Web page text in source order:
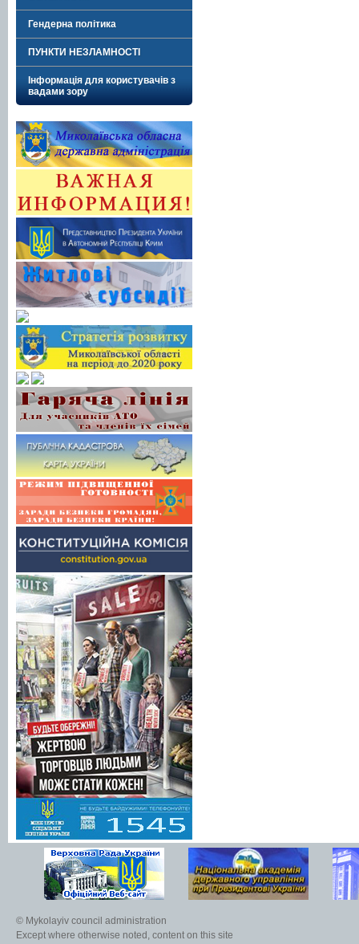
Гендерна політика
ПУНКТИ НЕЗЛАМНОСТІ
Інформація для користувачів з
вадами зору
© Mykolayiv council administration
Except where otherwise noted, content on this site